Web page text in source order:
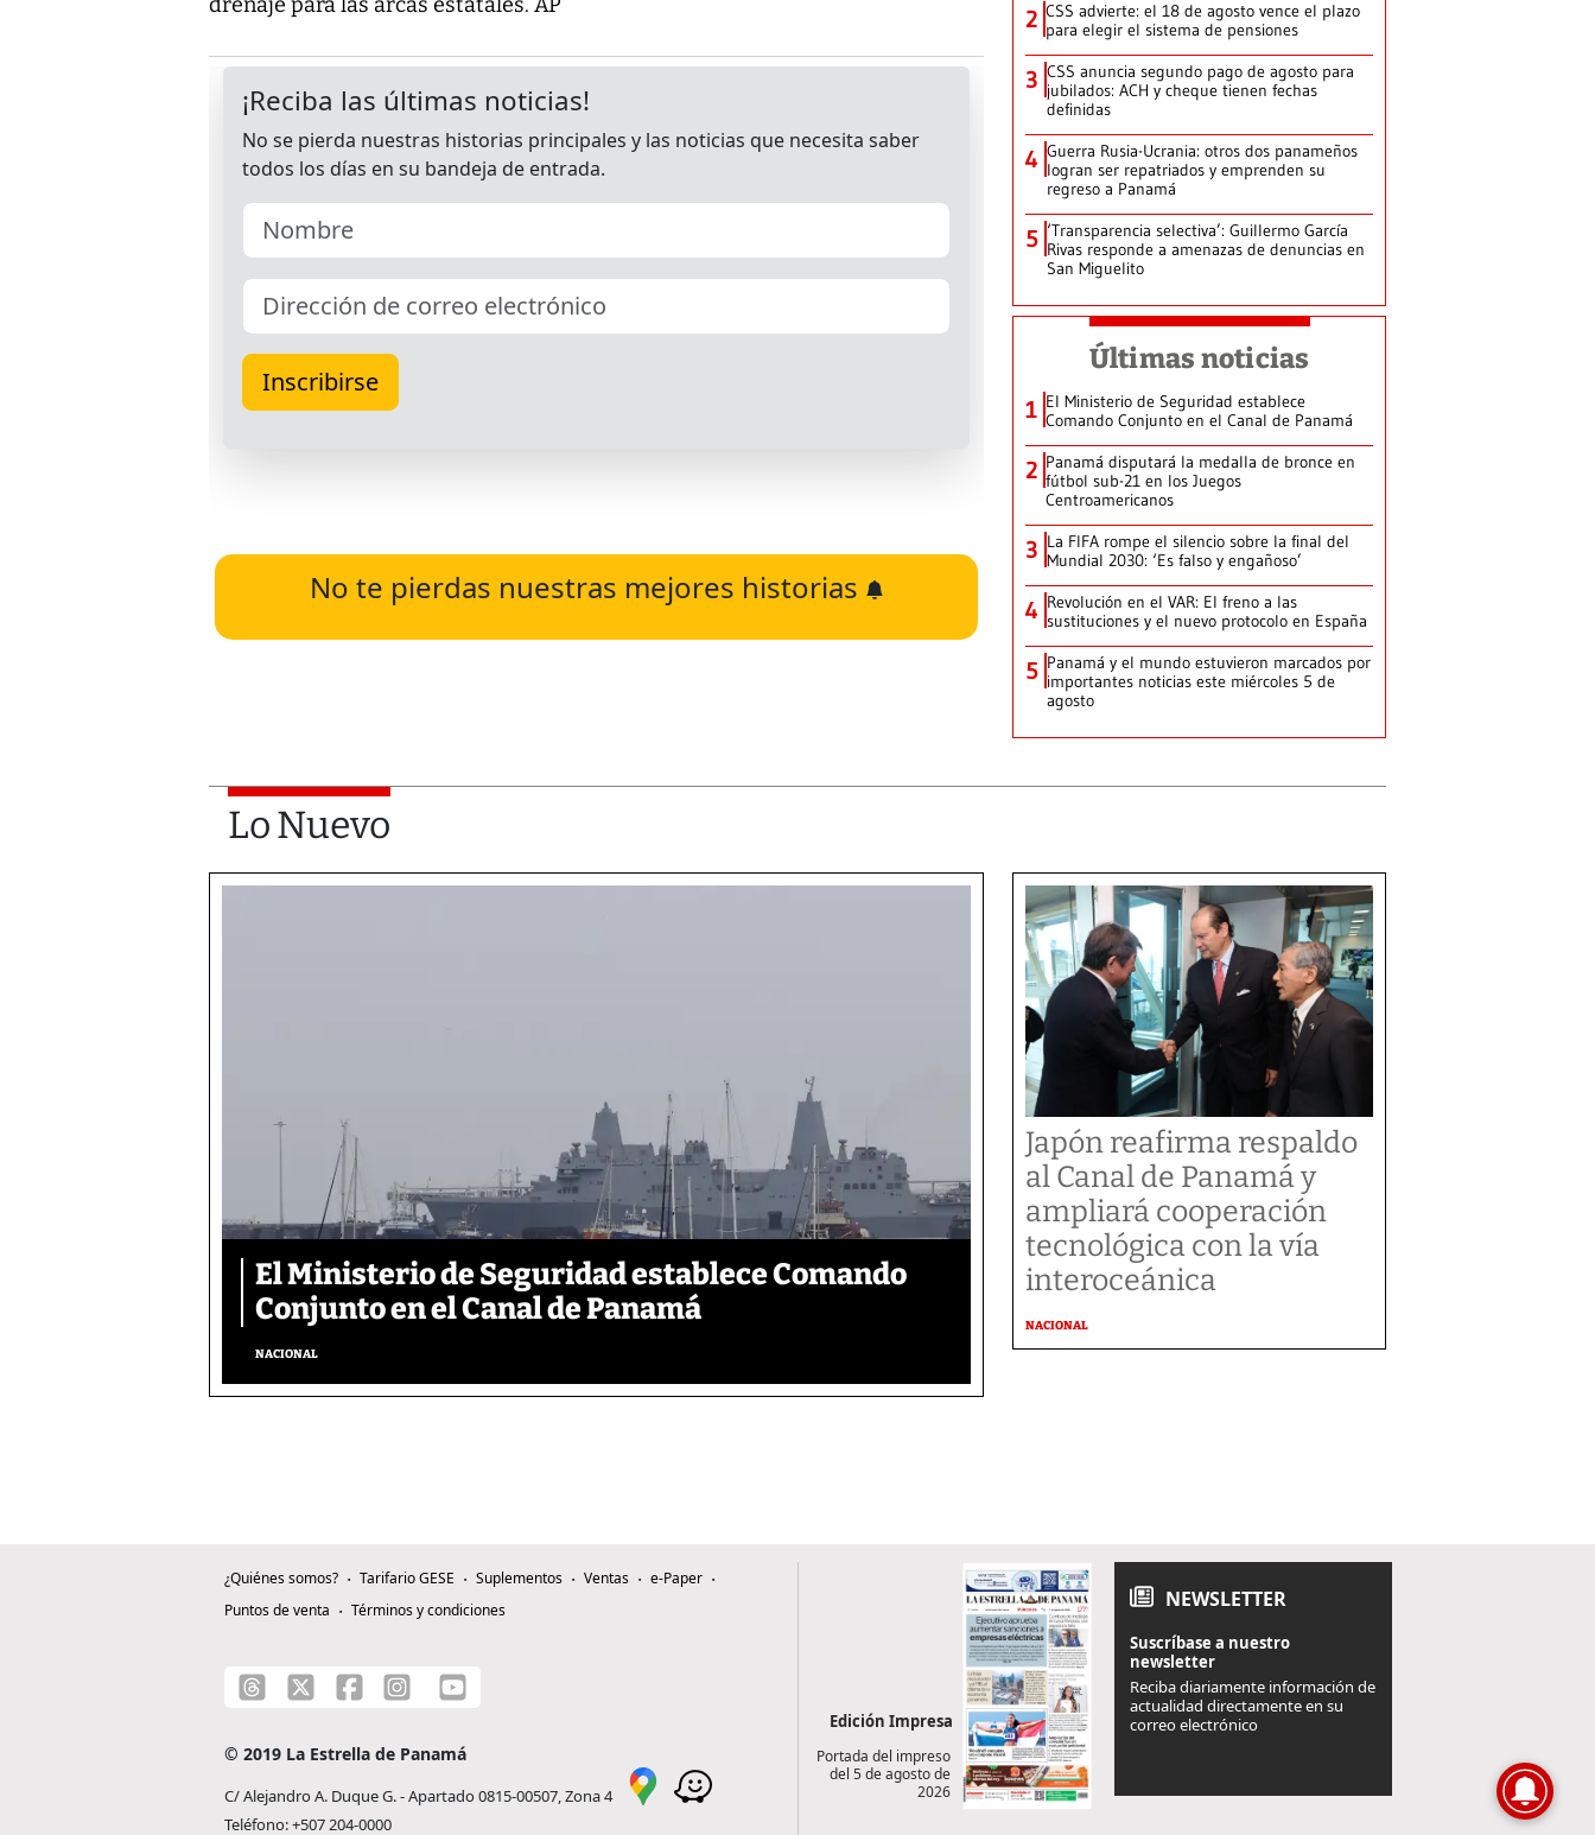
No te pierdas nuestras mejores historias
2 CSS advierte: el 18 de agosto vence el plazo
para elegir el sistema de pensiones
3 CSS anuncia segundo pago de agosto para
jubilados: ACH y cheque tienen fechas
definidas
4 Guerra Rusia-Ucrania: otros dos panameños
logran ser repatriados y emprenden su
regreso a Panamá
5 ‘Transparencia selectiva’: Guillermo García
Rivas responde a amenazas de denuncias en
San Miguelito
Últimas noticias
1 El Ministerio de Seguridad establece
Comando Conjunto en el Canal de Panamá
2 Panamá disputará la medalla de bronce en
fútbol sub-21 en los Juegos
Centroamericanos
3 La FIFA rompe el silencio sobre la final del
Mundial 2030: ‘Es falso y engañoso’
4 Revolución en el VAR: El freno a las
sustituciones y el nuevo protocolo en España
5 Panamá y el mundo estuvieron marcados por
importantes noticias este miércoles 5 de
agosto
Lo Nuevo
El Ministerio de Seguridad establece Comando
Conjunto en el Canal de Panamá
NACIONAL
Japón reafirma respaldo
al Canal de Panamá y
ampliará cooperación
tecnológica con la vía
interoceánica
NACIONAL
¿Quiénes somos? Tarifario GESE Suplementos Ventas
e-Paper
Puntos de venta
Términos y condiciones
© 2019 La Estrella de Panamá
C/ Alejandro A. Duque G. - Apartado 0815-00507, Zona 4
Teléfono: +507 204-0000
Edición Impresa
Portada del impreso
del 5 de agosto de
2026
NEWSLETTER
Suscríbase a nuestro
newsletter
Reciba diariamente información de
actualidad directamente en su
correo electrónico